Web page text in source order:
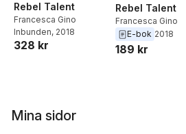
Rebel Talent
Francesca Gino
Inbunden, 2018
328 kr
Rebel Talent
Francesca Gino
E-bok 2018
189 kr
Mina sidor